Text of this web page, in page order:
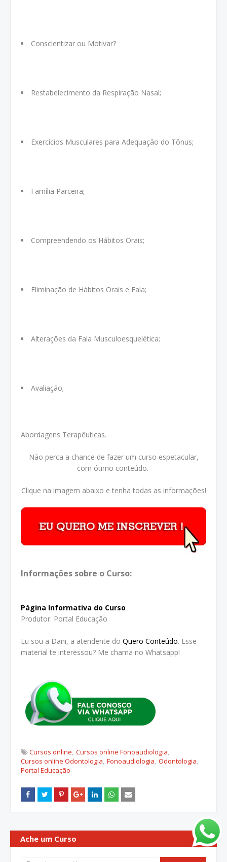
Conscientizar ou Motivar?
Restabelecimento da Respiração Nasal;
Exercícios Musculares para Adequação do Tônus;
Família Parceira;
Compreendendo os Hábitos Orais;
Eliminação de Hábitos Orais e Fala;
Alterações da Fala Musculoesquelética;
Avaliação;
Abordagens Terapêuticas.
Não perca a chance de fazer um curso espetacular,
com ótimo conteúdo.
Clique na imagem abaixo e tenha todas as informações!
Informações sobre o Curso:
Página Informativa do Curso
Produtor: Portal Educação
Eu sou a Dani, a atendente do Quero Conteúdo. Esse
material te interessou? Me chama no Whatsapp!
Cursos online Cursos online Fonoaudiologia
Cursos online Odontologia Fonoaudiologia Odontologia
Portal Educação
Ache um Curso